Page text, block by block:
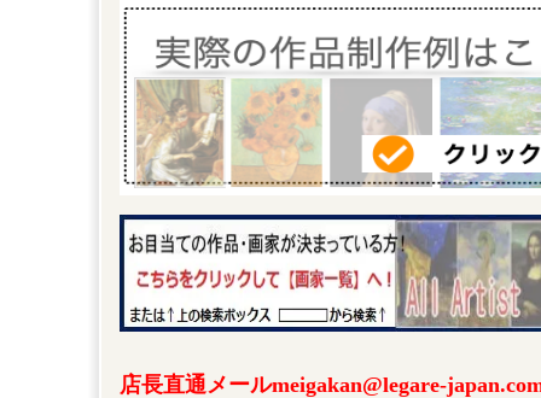
店長直通メールmeigakan@legare-